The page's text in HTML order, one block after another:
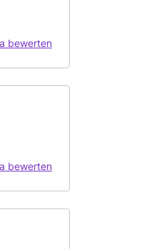
bewerten
bewerten